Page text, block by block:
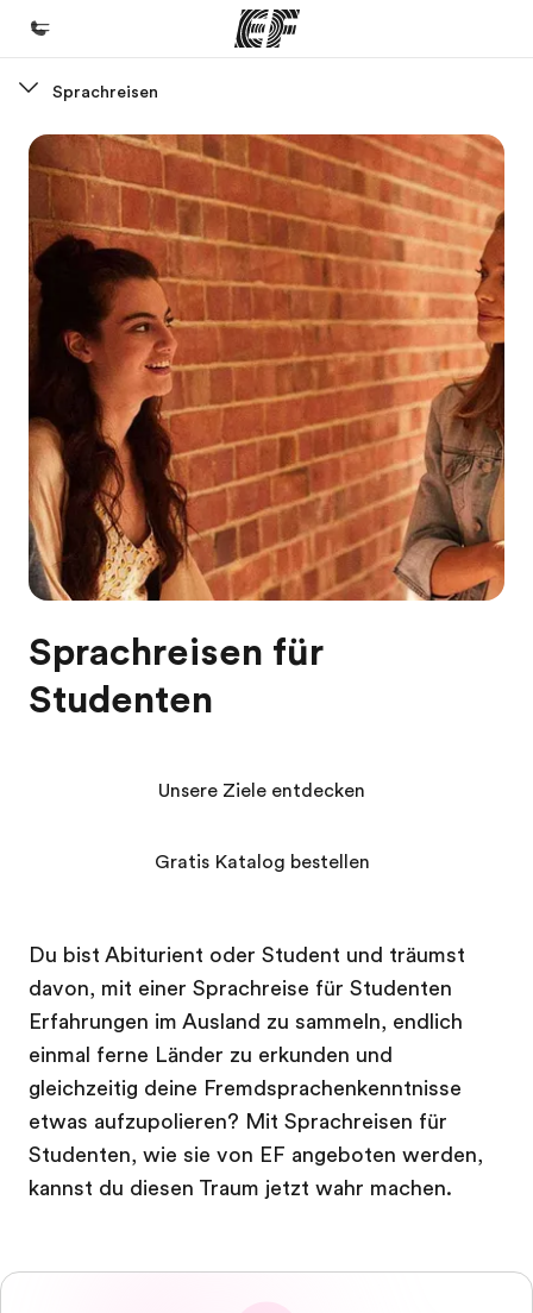
Willkommen bei EF
Programme
Alle Programme ansehen
Büros
Büros in der Nähe
Über uns
Karriere
Werde Teil unseres Teams
Sprachreisen
Sprachreisen für
Studenten
Du bist Abiturient oder Student und träumst
davon, mit einer Sprachreise für Studenten
Erfahrungen im Ausland zu sammeln, endlich
einmal ferne Länder zu erkunden und
gleichzeitig deine Fremdsprachenkenntnisse
etwas aufzupolieren? Mit Sprachreisen für
Studenten, wie sie von EF angeboten werden,
kannst du diesen Traum jetzt wahr machen.
Unsere Ziele entdecken
Gratis Katalog bestellen